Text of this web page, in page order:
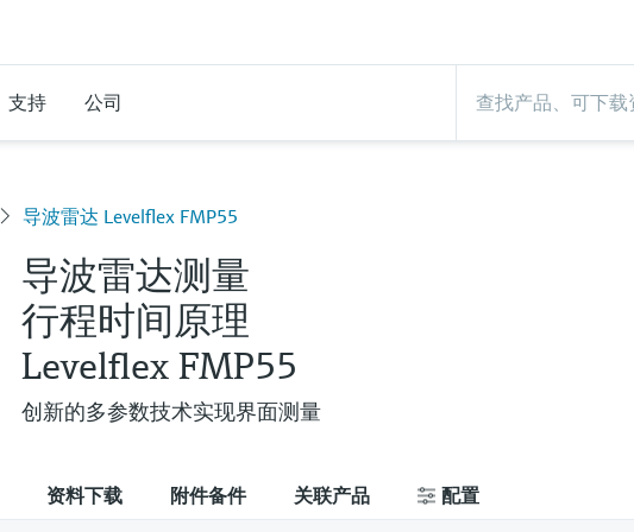
支持 公司
导波雷达 Levelflex FMP55
导波雷达测量
行程时间原理
Levelflex FMP55
创新的多参数技术实现界面测量
资料下载 附件备件 关联产品 配置